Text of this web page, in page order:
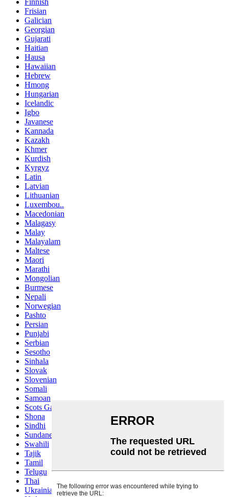
Finnish
Frisian
Galician
Georgian
Gujarati
Haitian
Hausa
Hawaiian
Hebrew
Hmong
Hungarian
Icelandic
Igbo
Javanese
Kannada
Kazakh
Khmer
Kurdish
Kyrgyz
Latin
Latvian
Lithuanian
Luxembou..
Macedonian
Malagasy
Malay
Malayalam
Maltese
Maori
Marathi
Mongolian
Burmese
Nepali
Norwegian
Pashto
Persian
Punjabi
Serbian
Sesotho
Sinhala
Slovak
Slovenian
Somali
Samoan
Scots Gaelic
Shona
Sindhi
Sundanese
Swahili
Tajik
Tamil
Telugu
Thai
Ukrainian